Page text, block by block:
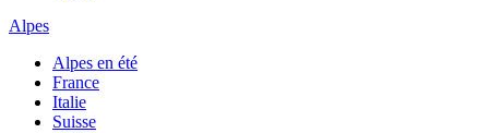
Alpes
Alpes en été
France
Italie
Suisse